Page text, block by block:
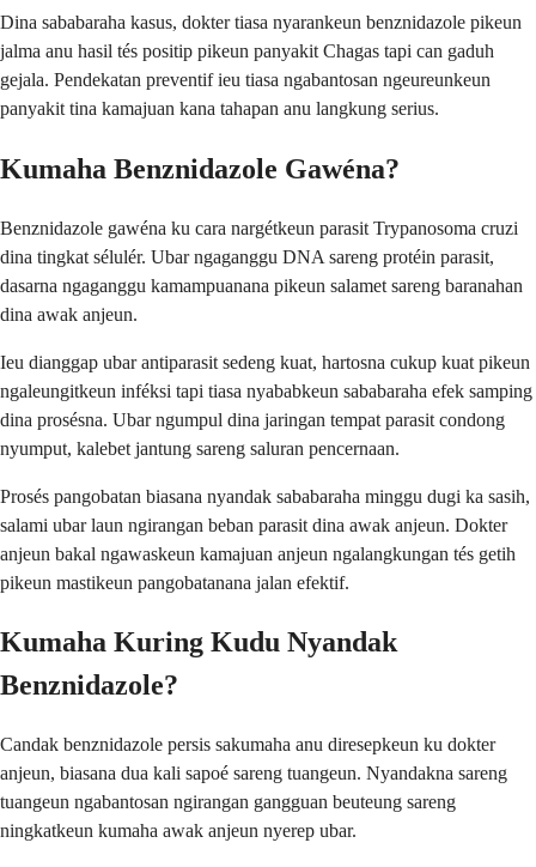
Dina sababaraha kasus, dokter tiasa nyarankeun benznidazole pikeun
jalma anu hasil tés positip pikeun panyakit Chagas tapi can gaduh
gejala. Pendekatan preventif ieu tiasa ngabantosan ngeureunkeun
panyakit tina kamajuan kana tahapan anu langkung serius.
Kumaha Benznidazole Gawéna?
Benznidazole gawéna ku cara nargétkeun parasit Trypanosoma cruzi
dina tingkat sélulér. Ubar ngaganggu DNA sareng protéin parasit,
dasarna ngaganggu kamampuanana pikeun salamet sareng baranahan
dina awak anjeun.
Ieu dianggap ubar antiparasit sedeng kuat, hartosna cukup kuat pikeun
ngaleungitkeun inféksi tapi tiasa nyababkeun sababaraha efek samping
dina prosésna. Ubar ngumpul dina jaringan tempat parasit condong
nyumput, kalebet jantung sareng saluran pencernaan.
Prosés pangobatan biasana nyandak sababaraha minggu dugi ka sasih,
salami ubar laun ngirangan beban parasit dina awak anjeun. Dokter
anjeun bakal ngawaskeun kamajuan anjeun ngalangkungan tés getih
pikeun mastikeun pangobatanana jalan efektif.
Kumaha Kuring Kudu Nyandak
Benznidazole?
Candak benznidazole persis sakumaha anu diresepkeun ku dokter
anjeun, biasana dua kali sapoé sareng tuangeun. Nyandakna sareng
tuangeun ngabantosan ngirangan gangguan beuteung sareng
ningkatkeun kumaha awak anjeun nyerep ubar.